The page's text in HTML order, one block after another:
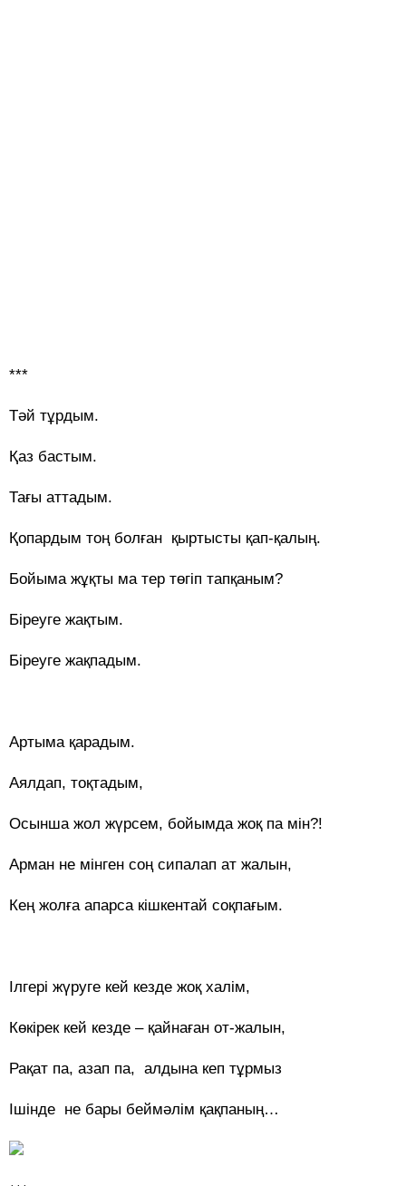
***
Тәй тұрдым.
Қаз бастым.
Тағы аттадым.
Қопардым тоң болған қыртысты қап-қалың.
Бойыма жұқты ма тер төгіп тапқаным?
Біреуге жақтым.
Біреуге жақпадым.
Артыма қарадым.
Аялдап, тоқтадым,
Осынша жол жүрсем, бойымда жоқ па мін?!
Арман не мінген соң сипалап ат жалын,
Кең жолға апарса кішкентай соқпағым.
Ілгері жүруге кей кезде жоқ халім,
Көкірек кей кезде – қайнаған от-жалын,
Рақат па, азап па, алдына кеп тұрмыз
Ішінде не бары беймәлім қақпаның…